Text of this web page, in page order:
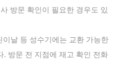
방문 확인이 필요한 경우도 있
이날 등 성수기에는 교환 가능한
. 방문 전 지점에 재고 확인 전화